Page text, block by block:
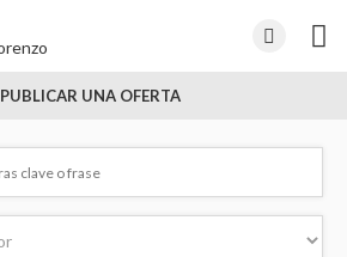
PUBLICAR UNA OFERTA